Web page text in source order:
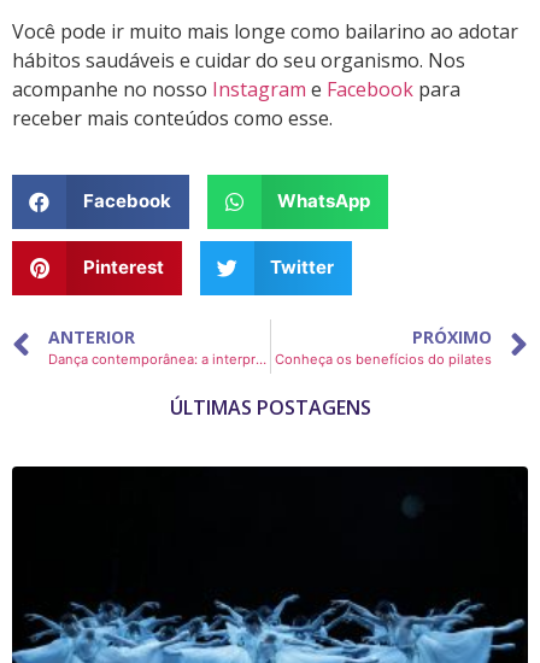
Você pode ir muito mais longe como bailarino ao adotar
hábitos saudáveis e cuidar do seu organismo. Nos
acompanhe no nosso Instagram e Facebook para
receber mais conteúdos como esse.
Facebook WhatsApp
Pinterest Twitter
ANTERIOR
Dança contemporânea: a interpretação atrelada à técnica
PRÓXIMO
Conheça os benefícios do pilates
ÚLTIMAS POSTAGENS